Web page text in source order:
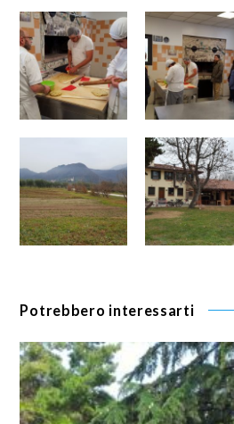
Potrebbero interessarti